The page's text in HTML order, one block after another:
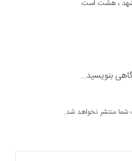
، هشت است
بنویسید...
منتشر نخواهد شد.